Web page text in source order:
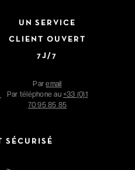
UN SERVICE
CLIENT OUVERT
7J/7
Paremail
Par téléphone au +33 (0)1
70 95 85 85
SÉCURISÉ